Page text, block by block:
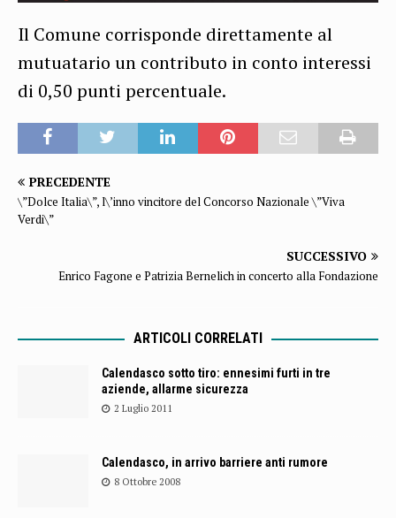
Il Comune corrisponde direttamente al
mutuatario un contributo in conto interessi
di 0,50 punti percentuale.
PRECEDENTE
\”Dolce Italia\”, l\’inno vincitore del Concorso Nazionale \”Viva
Verdi\”
SUCCESSIVO
Enrico Fagone e Patrizia Bernelich in concerto alla Fondazione
ARTICOLI CORRELATI
Calendasco sotto tiro: ennesimi furti in tre
aziende, allarme sicurezza
2 Luglio 2011
Calendasco, in arrivo barriere anti rumore
8 Ottobre 2008